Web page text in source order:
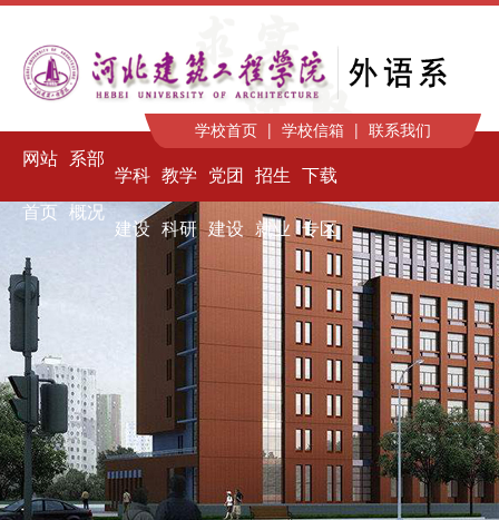
学校首页 | 学校信箱 | 联系我们
网站
首页
系部
概况
学科
建设
教学
科研
党团
建设
招生
就业
下载
专区